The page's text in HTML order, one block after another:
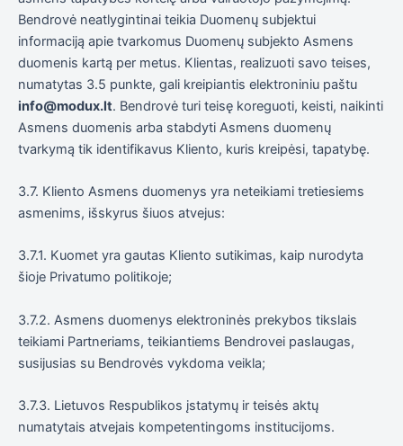
Bendrovė neatlygintinai teikia Duomenų subjektui
informaciją apie tvarkomus Duomenų subjekto Asmens
duomenis kartą per metus. Klientas, realizuoti savo teises,
numatytas 3.5 punkte, gali kreipiantis elektroniniu paštu
info@modux.lt. Bendrovė turi teisę koreguoti, keisti, naikinti
Asmens duomenis arba stabdyti Asmens duomenų
tvarkymą tik identifikavus Kliento, kuris kreipėsi, tapatybę.
3.7. Kliento Asmens duomenys yra neteikiami tretiesiems
asmenims, išskyrus šiuos atvejus:
3.7.1. Kuomet yra gautas Kliento sutikimas, kaip nurodyta
šioje Privatumo politikoje;
3.7.2. Asmens duomenys elektroninės prekybos tikslais
teikiami Partneriams, teikiantiems Bendrovei paslaugas,
susijusias su Bendrovės vykdoma veikla;
3.7.3. Lietuvos Respublikos įstatymų ir teisės aktų
numatytais atvejais kompetentingoms institucijoms.